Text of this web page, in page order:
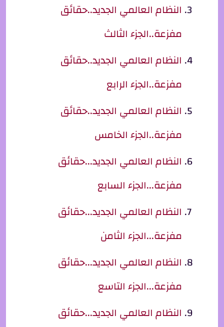
النظام العالمي الجديد..حقائق
مفزعة..الجزء الثالث
النظام العالمي الجديد..حقائق
مفزعة..الجزء الرابع
النظام العالمي الجديد..حقائق
مفزعة..الجزء الخامس
النظام العالمي الجديد...حقائق
مفزعة...الجزء السابع
النظام العالمي الجديد...حقائق
مفزعة...الجزء الثامن
النظام العالمي الجديد...حقائق
مفزعة...الجزء التاسع
النظام العالمي الجديد...حقائق